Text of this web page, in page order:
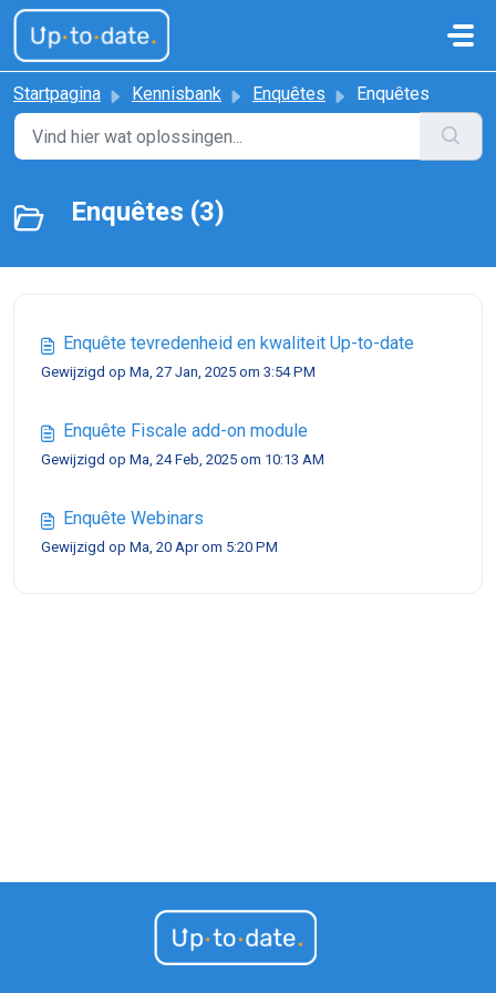
Doorgaan naar hoofdinhoud
Startpagina Kennisbank Enquêtes Enquêtes
Enquêtes (3)
Enquête tevredenheid en kwaliteit Up-to-date
Gewijzigd op Ma, 27 Jan, 2025 om 3:54 PM
Enquête Fiscale add-on module
Gewijzigd op Ma, 24 Feb, 2025 om 10:13 AM
Enquête Webinars
Gewijzigd op Ma, 20 Apr om 5:20 PM